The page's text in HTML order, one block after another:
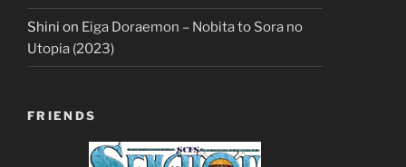
Shini on Eiga Doraemon – Nobita to Sora no
Utopia (2023)
FRIENDS